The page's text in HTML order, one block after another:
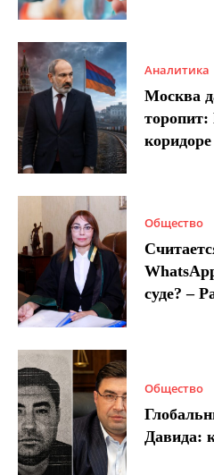
Аналитика
Москва
торопит:
Общество
суде? –
Общество
Давида: